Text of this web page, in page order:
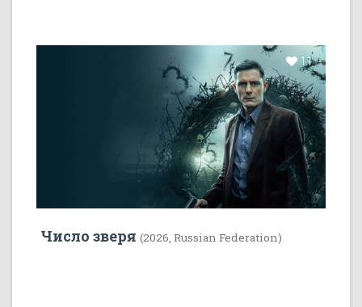
11
Число зверя (2026, Russian Federation)